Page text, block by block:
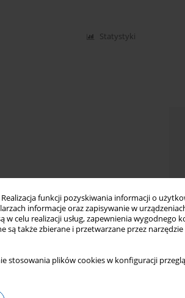
funkcji pozyskiwania informacji o
informacje oraz zapisywanie w
celu realizacji usług, zapewnienia wygodnego
są także zbierane i przetwarzane przez
stosowania plików cookies w konfiguracji
Statystyki